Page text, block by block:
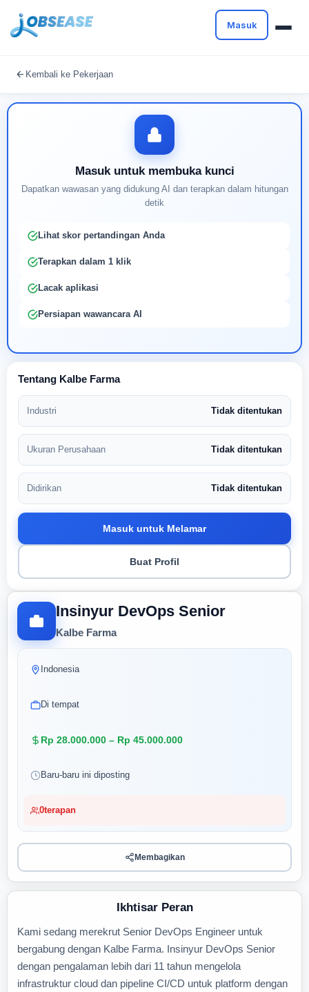
Masuk
Kembali ke Pekerjaan
Insinyur DevOps Senior
Kalbe Farma
Indonesia
Di tempat
Rp 28.000.000 – Rp 45.000.000
Baru-baru ini diposting
0terapan
Membagikan
Ikhtisar Peran
Kami sedang merekrut Senior DevOps Engineer untuk
bergabung dengan Kalbe Farma. Insinyur DevOps Senior
dengan pengalaman lebih dari 11 tahun mengelola
infrastruktur cloud dan pipeline CI/CD untuk platform dengan
Masuk untuk membuka kunci
Dapatkan wawasan yang didukung AI dan terapkan dalam hitungan
detik
Lihat skor pertandingan Anda
Terapkan dalam 1 klik
Lacak aplikasi
Persiapan wawancara AI
Tentang Kalbe Farma
Industri Tidak ditentukan
Ukuran Perusahaan Tidak ditentukan
Didirikan Tidak ditentukan
Masuk untuk Melamar
Buat Profil
Buat profil Anda untuk membuka kunci pencocokan